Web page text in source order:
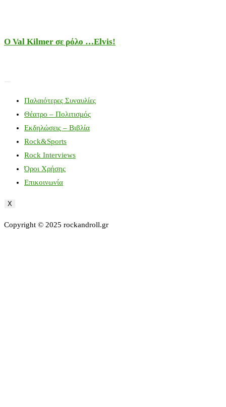
Ο Val Kilmer σε ρόλο …Elvis!
Παλαιότερες Συναυλίες
Θέατρο – Πολιτισμός
Εκδηλώσεις – Βιβλία
Rock&Sports
Rock Interviews
Όροι Χρήσης
Επικοινωνία
X
Copyright © 2025 rockandroll.gr